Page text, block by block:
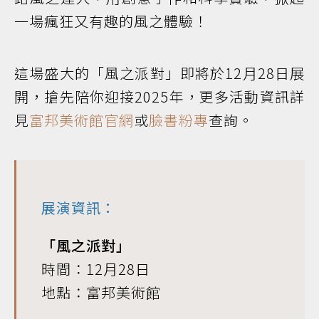
一場瘋狂又有趣的風之體驗！
這場盛大的「風之派對」即將於12月28日展
開，搶先陪你迎接2025年，更多活動資訊詳
見富邦美術館官網或臉書粉專查詢。
展演資訊：
「風之派對」
時間：12月28日
地點：富邦美術館